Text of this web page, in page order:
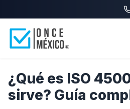
¿Qué es ISO
sirve? Guía